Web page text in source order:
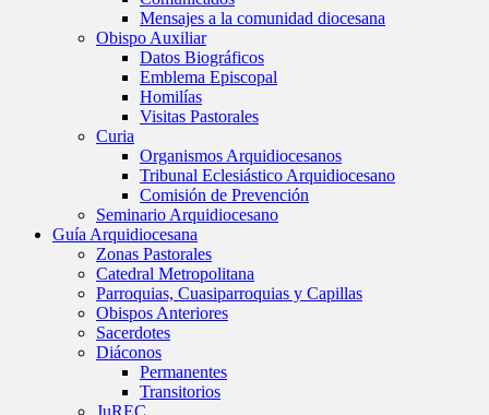
Mensajes a la comunidad diocesana
Obispo Auxiliar
Datos Biográficos
Emblema Episcopal
Homilías
Visitas Pastorales
Curia
Organismos Arquidiocesanos
Tribunal Eclesiástico Arquidiocesano
Comisión de Prevención
Seminario Arquidiocesano
Guía Arquidiocesana
Zonas Pastorales
Catedral Metropolitana
Parroquias, Cuasiparroquias y Capillas
Obispos Anteriores
Sacerdotes
Diáconos
Permanentes
Transitorios
JuREC